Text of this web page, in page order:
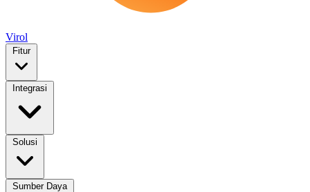
Virol
Fitur
Integrasi
Solusi
Sumber Daya